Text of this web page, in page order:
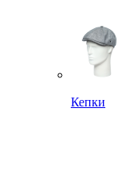
Кепки